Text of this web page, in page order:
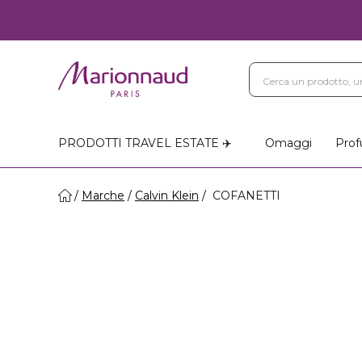
PRODOTTI TRAVEL ESTATE ✈️ Omaggi
Marche Calvin Klein COFANETTI